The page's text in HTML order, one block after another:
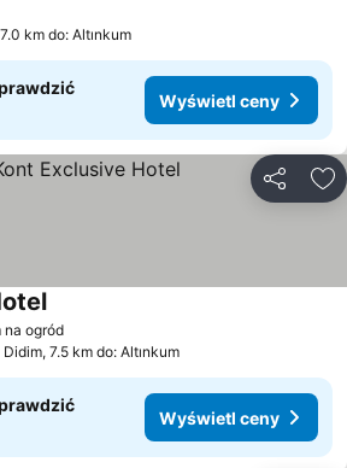
km do: Altınkum
Wyświetl ceny
na ogród
Didim, 7.5 km do: Altınkum
Wyświetl ceny